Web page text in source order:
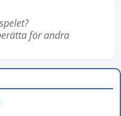
för andra